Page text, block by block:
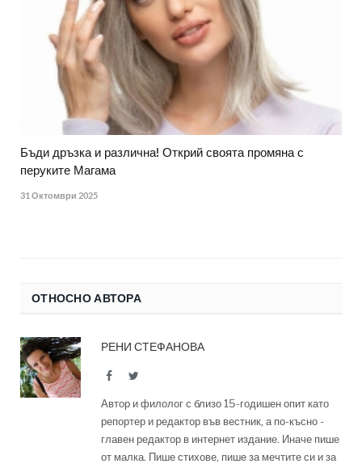
Бъди дръзка и различна! Открий своята промяна с
перуките Магама
31 Октомври 2025
ОТНОСНО АВТОРА
РЕНИ СТЕФАНОВА
FacebookTwitter
Автор и филолог с близо 15-годишен опит като
репортер и редактор във вестник, а по-късно -
главен редактор в интернет издание. Иначе пише
от малка. Пише стихове, пише за мечтите си и за